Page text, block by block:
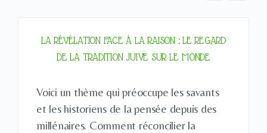
LA RÉVÉLATION FACE À LA RAISON : LE REGARD
DE LA TRADITION JUIVE SUR LE MONDE
Voici un thème qui préoccupe les savants
et les historiens de la pensée depuis des
millénaires. Comment réconcilier la